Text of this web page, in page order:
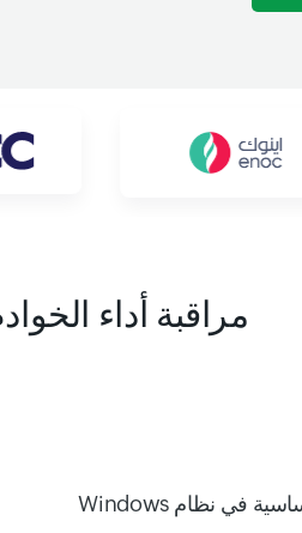
مراقبة أداء
احصل على رؤية عميقة حول مقاييس الأداء الأساسية في نظام Windows